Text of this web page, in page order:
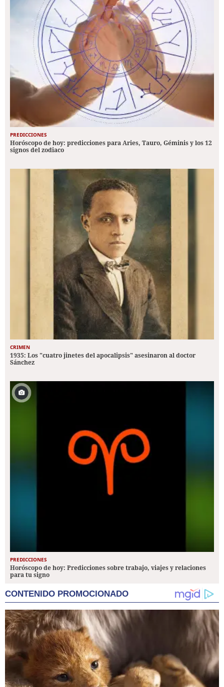
PREDICCIONES
Horóscopo de hoy: predicciones para Aries, Tauro, Géminis y los 12
signos del zodiaco
CRIMEN
1935: Los "cuatro jinetes del apocalipsis" asesinaron al doctor
Sánchez
PREDICCIONES
Horóscopo de hoy: Predicciones sobre trabajo, viajes y relaciones
para tu signo
CONTENIDO PROMOCIONADO